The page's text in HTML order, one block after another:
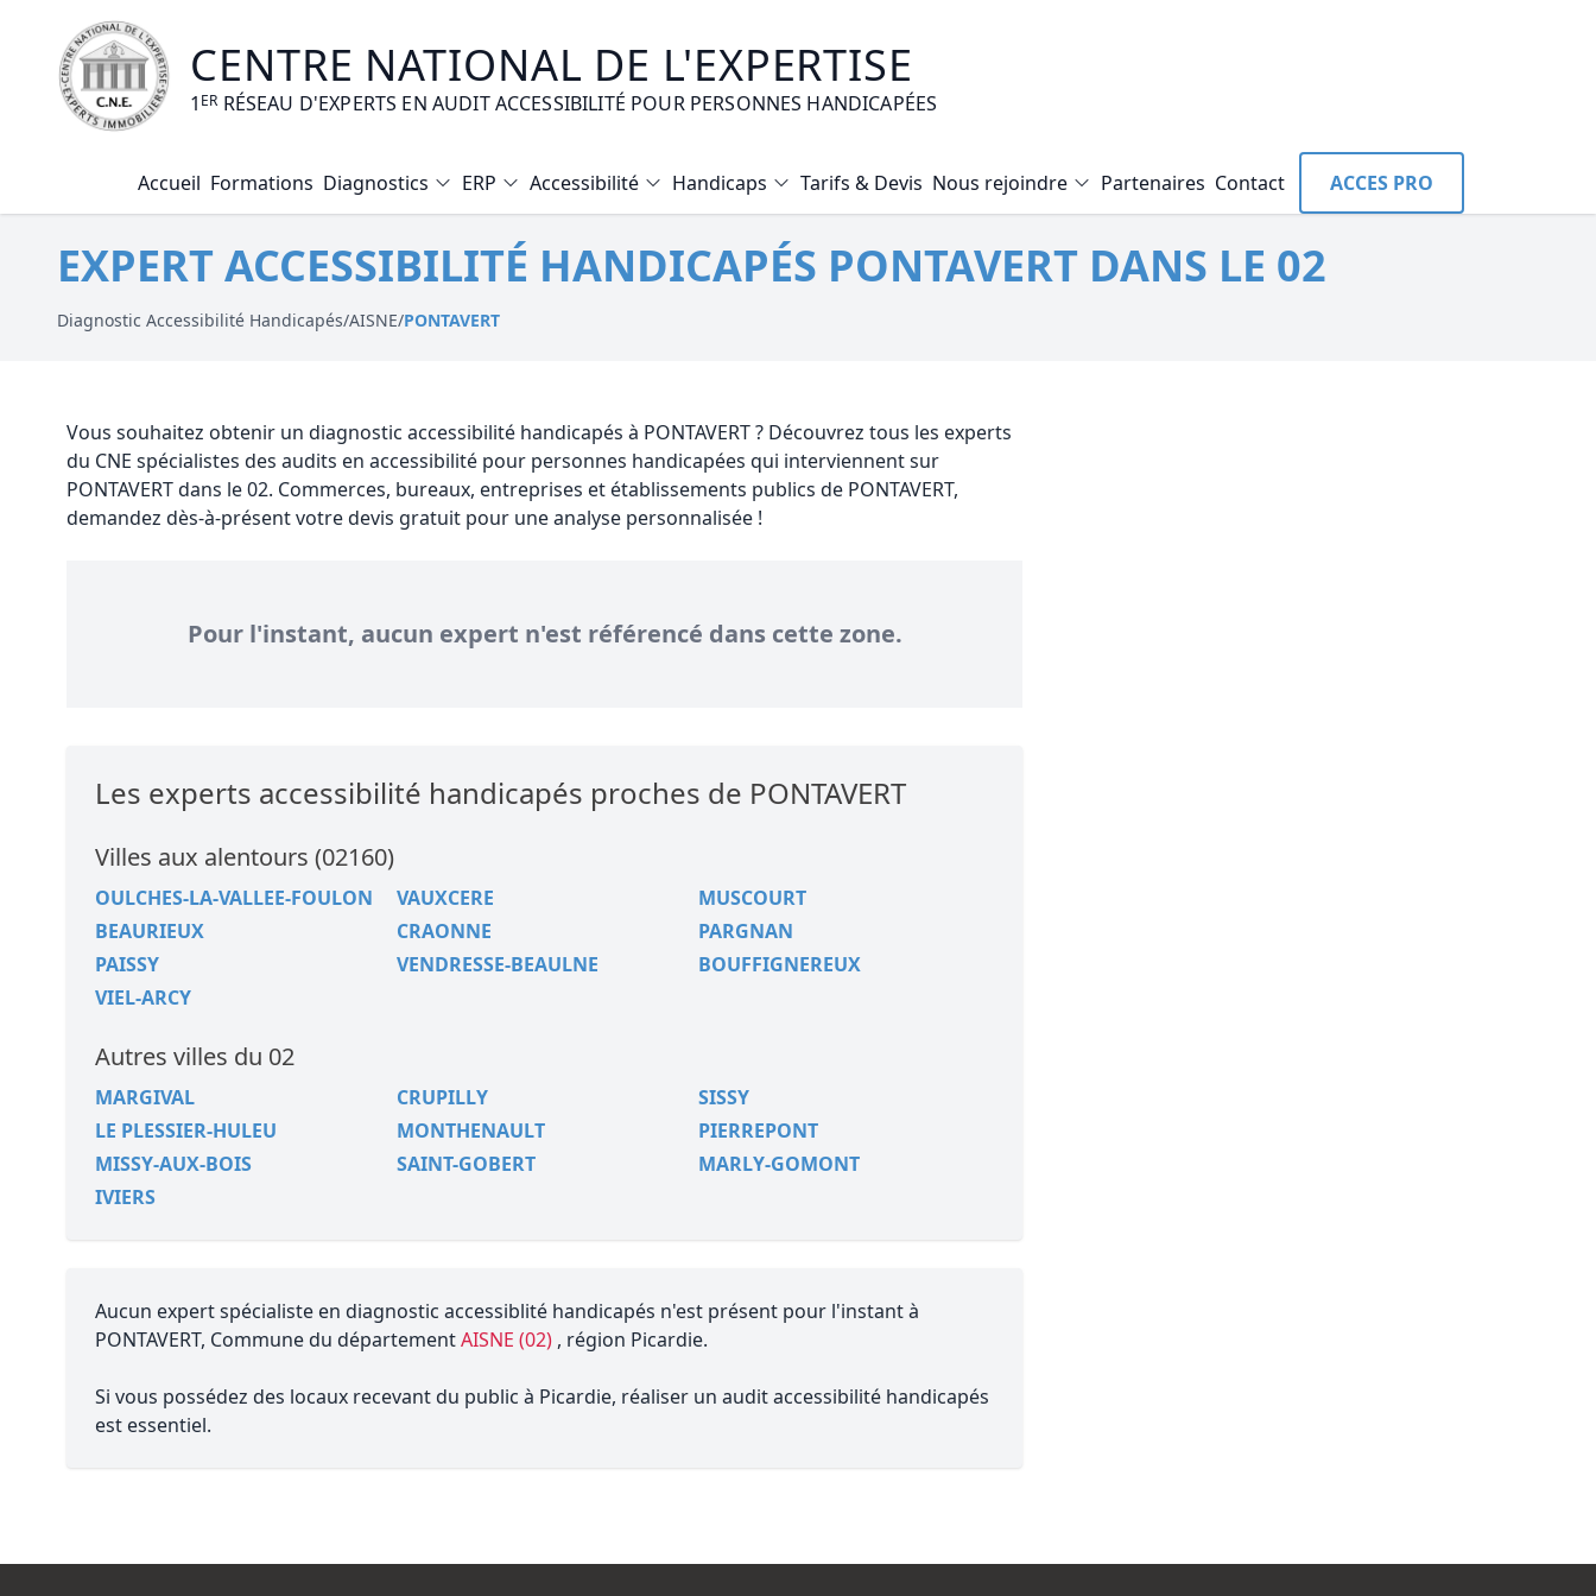
CENTRE NATIONAL DE L'EXPERTISE
1 ER RÉSEAU D'EXPERTS EN AUDIT ACCESSIBILITÉ POUR PERSONNES HANDICAPÉES
Accueil Formations Diagnostics
Diagnostic Electrique
Diagnostic Gaz
Diagnostic Plomb
Certificat d’Habitabilité
ERP Accessibilité Handicaps Tarifs & Devis Nous rejoindre Partenaires Contact ACCES PRO
EXPERT ACCESSIBILITÉ HANDICAPÉS PONTAVERT DANS LE 02
Diagnostic Accessibilité Handicapés/AISNE/PONTAVERT
Vous souhaitez obtenir un diagnostic accessibilité handicapés à PONTAVERT ? Découvrez tous les experts
du CNE spécialistes des audits en accessibilité pour personnes handicapées qui interviennent sur
PONTAVERT dans le 02. Commerces, bureaux, entreprises et établissements publics de PONTAVERT,
demandez dès-à-présent votre devis gratuit pour une analyse personnalisée !
Pour l'instant, aucun expert n'est référencé dans cette zone.
Les experts accessibilité handicapés proches de PONTAVERT
Villes aux alentours (02160)
OULCHES-LA-VALLEE-FOULON VAUXCERE
MUSCOURT
BEAURIEUX
CRAONNE
PARGNAN
PAISSY
VENDRESSE-BEAULNE
BOUFFIGNEREUX
VIEL-ARCY
Autres villes du 02
MARGIVAL CRUPILLY
SISSY
LE PLESSIER-HULEU
MONTHENAULT
PIERREPONT
MISSY-AUX-BOIS
SAINT-GOBERT
MARLY-GOMONT
IVIERS
Aucun expert spécialiste en diagnostic accessiblité handicapés n'est présent pour l'instant à
PONTAVERT, Commune du départementAISNE (02) , région Picardie.
Si vous possédez des locaux recevant du public à Picardie, réaliser un audit accessibilité handicapés
est essentiel.